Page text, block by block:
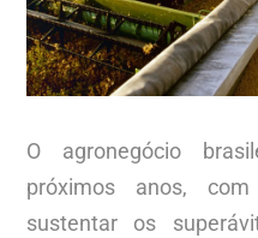
O agronegócio
próximos anos,
sustentar os